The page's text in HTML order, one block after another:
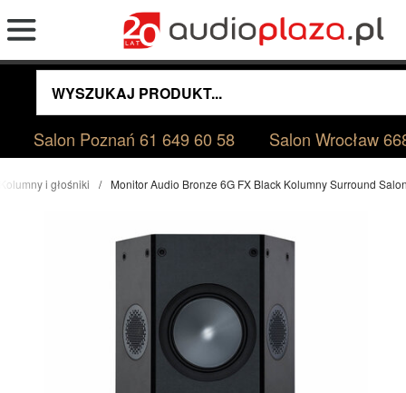
Salon Poznań61 649 60 58 Salon Wrocław
Kolumny i głośniki Monitor Audio Bronze 6G FX Black Kolumny Surround